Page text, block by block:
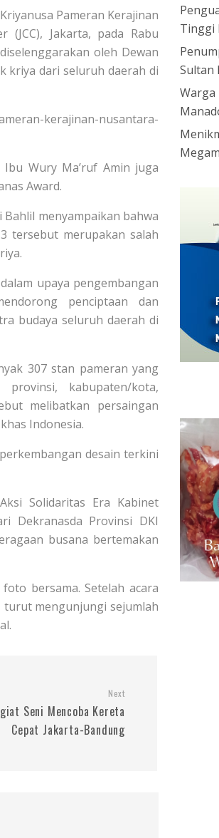
Pameran Kerajinan
Jakarta, pada Rabu
oleh Dewan
kriya dari seluruh daerah di
kerajinan-nusantara-
Wury Ma’ruf Amin juga
Award.
menyampaikan bahwa
tersebut merupakan salah
upaya pengembangan
penciptaan dan
budaya seluruh daerah di
307 stan pameran yang
kabupaten/kota,
melibatkan persaingan
Indonesia.
desain terkini
Solidaritas Era Kabinet
Dekranasda Provinsi DKI
busana bertemakan
bersama. Setelah acara
turut mengunjungi sejumlah
Next
Seni Mencoba Kereta
Cepat Jakarta-Bandung
Tinggi
Sultan
Warga